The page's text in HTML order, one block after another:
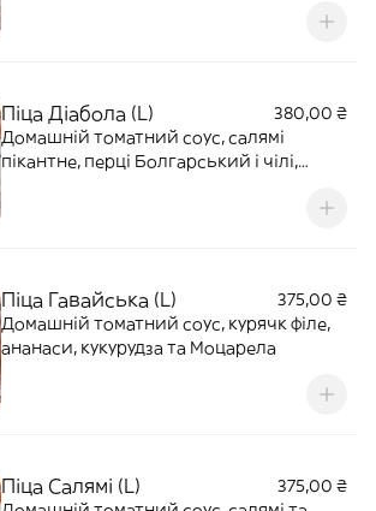
Піца Діабола (L)
380,00 ₴
Домашній томатний соус, салямі
пікантне, перці Болгарський і чілі,
Піца Гавайська (L)
375,00 ₴
Домашній томатний соус, курячк філе,
ананаси, кукурудза та Моцарела
Піца Салямі (L)
375,00 ₴